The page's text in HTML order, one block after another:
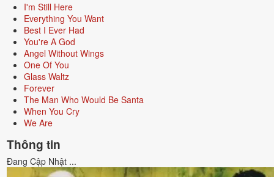
I'm Still Here
Everything You Want
Best I Ever Had
You're A God
Angel Without Wings
One Of You
Glass Waltz
Forever
The Man Who Would Be Santa
When You Cry
We Are
Thông tin
Đang Cập Nhật ...